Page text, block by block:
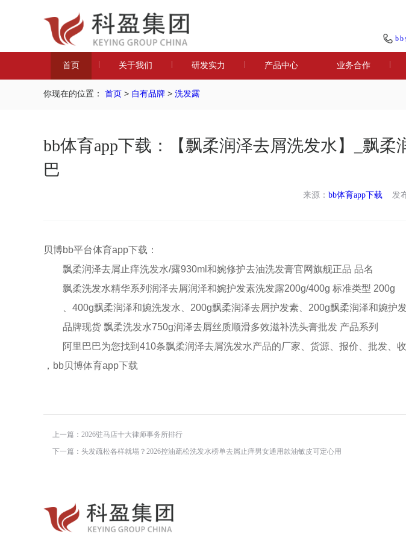
bb
首页 关于我们 研发实力 产品中心 业务合作
你现在的位置： 首页 > 自有品牌 > 洗发露
bb体育app下载：【飘柔润泽去屑洗发水】_飘
巴
来源： bb体育app下载 发布
贝博bb平台体育app下载：
飘柔润泽去屑止痒洗发水/露930ml和婉修护去油洗发膏官网旗舰正品 品名
飘柔洗发水精华系列润泽去屑润泽和婉护发素洗发露200g/400g 标准类型 200g
、400g飘柔润泽和婉洗发水、200g飘柔润泽去屑护发素、200g飘柔润泽和婉护
品牌现货 飘柔洗发水750g润泽去屑丝质顺滑多效滋补洗头膏批发 产品系列
阿里巴巴为您找到410条飘柔润泽去屑洗发水产品的厂家、货源、报价、批发、
，bb贝博体育app下载
上一篇： 2026驻马店十大律师事务所排行
下一篇： 头发疏松各样就塌？2026控油疏松洗发水榜单去屑止痒男女通用款油敏皮可定心用